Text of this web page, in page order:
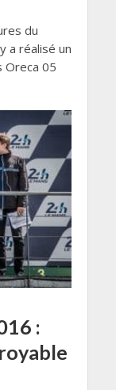
du
a réalisé un
Oreca 05
: